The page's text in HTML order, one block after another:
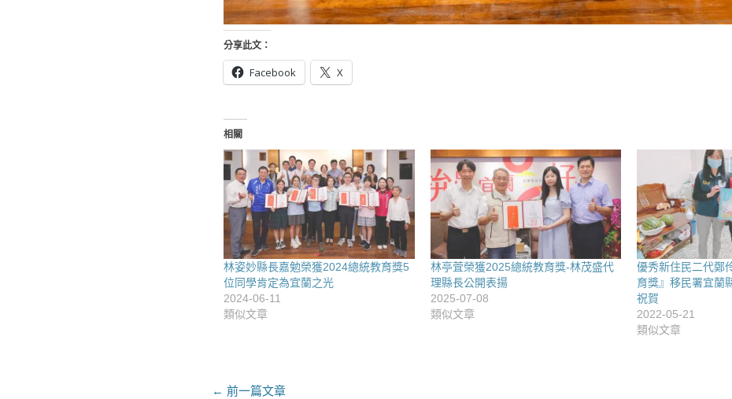
分享此文：
Facebook X
相關
林姿妙縣長嘉勉榮獲2024總統教育獎5
位同學肯定為宜蘭之光
2024-06-11
類似文章
林亭萓榮獲2025總統教育獎-林茂盛代
理縣長公開表揚
2025-07-08
類似文章
優秀新住民二代鄭
育獎』移民署宜蘭
祝賀
2022-05-21
類似文章
← 前一篇文章